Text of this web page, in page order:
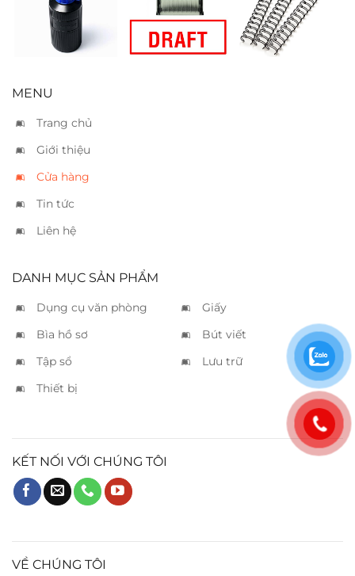
xanh
“Draft”
MENU
Trang chủ
Giới thiệu
Cửa hàng
Tin tức
Liên hệ
DANH MỤC SẢN PHẨM
Dụng cụ văn phòng
Giấy
Bìa hồ sơ
Bút viết
Tập sổ
Lưu trữ
Thiết bị
KẾT NỐI VỚI CHÚNG TÔI
VỀ CHÚNG TÔI